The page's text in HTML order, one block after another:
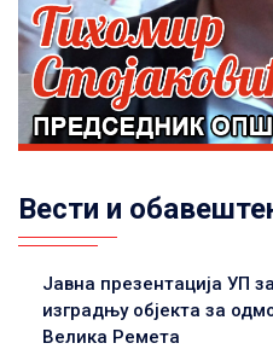
Вести и
Јавна презентација УП
изградњу објекта за
Велика Ремета